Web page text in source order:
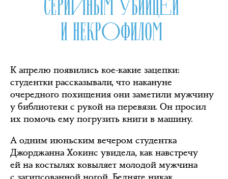
И НЕКРОФИЛОМ
К апрелю появились кое-какие зацепки:
студентки рассказывали, что накануне
очередного похищения они заметили мужчину
у библиотеки с рукой на перевязи. Он просил
их помочь ему погрузить книги в машину.
А одним июньским вечером студентка
Джорджанна Хокинс увидела, как навстречу
ей на костылях ковыляет молодой мужчина